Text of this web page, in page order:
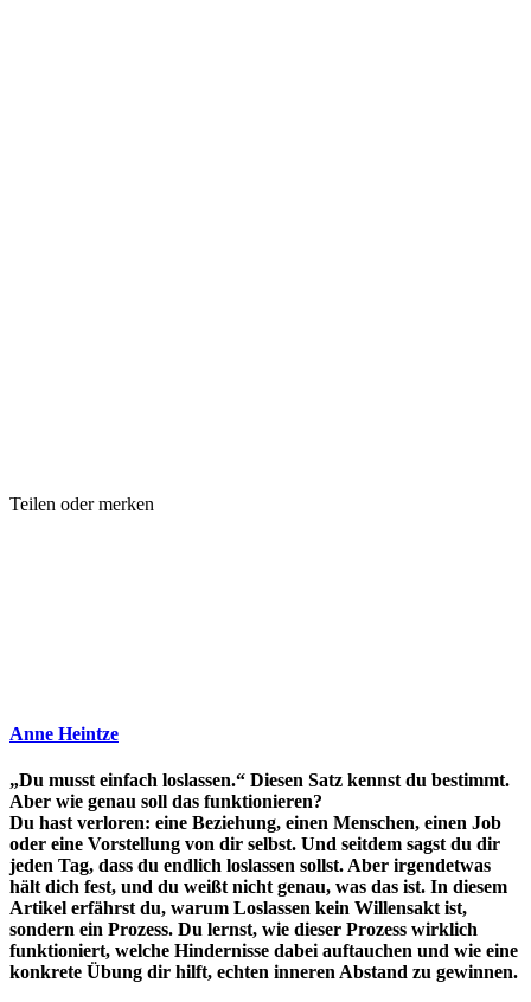
Teilen oder merken
Anne Heintze
„Du musst einfach loslassen.“ Diesen Satz kennst du bestimmt.
Aber wie genau soll das funktionieren?
Du hast verloren: eine Beziehung, einen Menschen, einen Job
oder eine Vorstellung von dir selbst. Und seitdem sagst du dir
jeden Tag, dass du endlich loslassen sollst. Aber irgendetwas
hält dich fest, und du weißt nicht genau, was das ist. In diesem
Artikel erfährst du, warum Loslassen kein Willensakt ist,
sondern ein Prozess. Du lernst, wie dieser Prozess wirklich
funktioniert, welche Hindernisse dabei auftauchen und wie eine
konkrete Übung dir hilft, echten inneren Abstand zu gewinnen.